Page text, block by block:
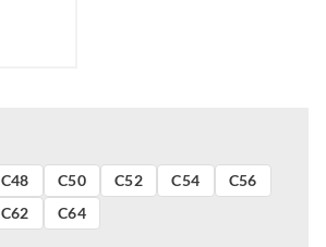
C48 C50 C52 C54
C56
C62 C64